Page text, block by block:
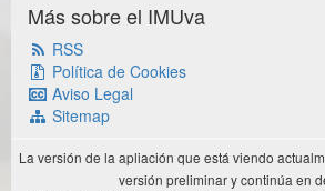
Más sobre el IMUva
RSS
Política de Cookies
Aviso Legal
Sitemap
La versión de la apliación que está viendo
versión preliminar y continúa en